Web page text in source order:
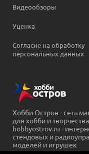
Видеообзоры
Уценка
Согласие на обработку
персональных данных
Хобби Остров - сеть
для хобби и творчества
hobbyostrov.ru -
стендовых и
моделей и игрушек